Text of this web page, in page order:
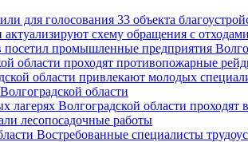
для голосования 33 объекта
актуализируют схему обращения с отходами
промышленные предприятия
области проходят противопожарные
области привлекают молодых
области
лагерях Волгоградской области проходят
лесопосадочные работы
Востребованные специалисты